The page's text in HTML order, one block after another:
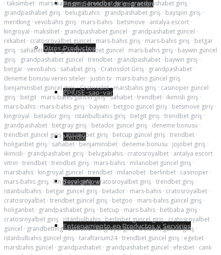
Prism Servicios de migración
Otros Productos
EPIUSE-sap-var
Mendix
ServiceNow
Entrenamiento en Productos y Servicios
· taksimbet · mars-bahis giriş·trendbet giriş·grandpashabet giriş ·
grandpashabet giriş · belugabahis · grandpashabet giriş · bayspin giriş ·
meritking · vevobahis giriş · mars-bahis · betsmove · antalya escort ·
kingroyal · maksibet · grandpashabet güncel · grandpashabet güncel ·
rekabet · cratosroyalbet güncel · mars-bahis giriş · mars-bahis giriş · betgar
giriş · sahabet giriş·grandpashabet güncel · mars-bahis giriş · baywin güncel
giriş · grandpashabet güncel · trendbet · grandpashabet · baywin giriş ·
betgar · vevobahis · sahabet giriş · Cratosslot Giriş · grandpashabet ·
deneme bonusu veren siteler · justin tv · mars-bahis güncel giriş ·
benjaminsbet güncel giriş·Cratosslot·marsbahis giriş · casinoper güncel
giriş · betgit · mars-bahis güncel giriş·sahabet · trendbet · ikimisli giriş ·
mars-bahis · mars-bahis giriş · baywin · betgoo güncel giriş · betsmove giriş ·
kingroyal · betador giriş · istanbulbahis giriş · betgit giriş · trendbet giriş ·
grandpashabet · betgray giriş · betador güncel giriş · deneme bonusu ·
trendbet güncel giriş ·milanobet giriş · betcup güncel giriş · trendbet ·
holiganbet giriş · sahabet · benjaminsbet · deneme bonusu · jojobet giriş ·
ikimisli · grandpashabet giriş · belugabahis · cratosroyalbet · antalya escort
vitrin · trendbet · trendbet giriş · mars-bahis · milanobet güncel giriş ·
marsbahis · kingroyal güncel · trendbet · milanobet · berlinbet · casinoper ·
mars-bahis giriş · kingroyal giriş·cratosroyalbet giriş · trendbet giriş ·
istanbulbahis · betgar güncel giriş · betador · mars-bahis · cratosroyalbet ·
cratosroyalbet · trendbet güncel giriş · betgoo · mars-bahis güncel giriş ·
holiganbet · grandpashabet giriş · betcup · mars-bahis · betbaba giriş ·
cratosroyalbet giriş · istanbulbahis · berlinbet güncel giriş · cratosroyalbet
güncel · grandbetting·betnano·kingroyal giriş·betewin güncel giriş ·
istanbulbahis güncel giriş · taraftarium24 · trendbet güncel giriş · egebet ·
marsbahis güncel · grandpashabet · grandpashabet güncel · efesbet · canlı